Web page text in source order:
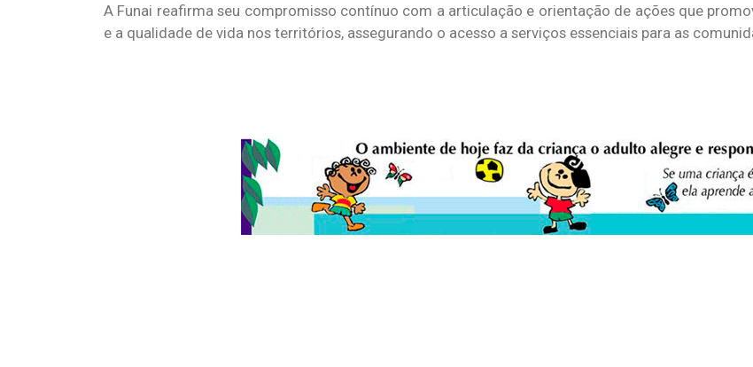
A Funai reafirma seu compromisso contínuo com a articulação e orientação de ações que
e a qualidade de vida nos territórios, assegurando o acesso a serviços essenciais para as